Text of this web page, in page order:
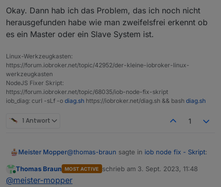
system.adapter.backitup.1               :
+ system.adapter.bluelink.0               :
+
system.adapter.chromecast.0             :
system.adapter.daswetter.0              :
+ system.adapter.discovery.0              :
system.adapter.dwd.0                    : dwd
+
system.adapter.enigma2.0                :
+
system.adapter.enigma2.1                :
system.adapter.feiertage.0              :
+
system.adapter.harmony.0                :
+ system.adapter.hm-rpc.0                 : hm-
+
system.adapter.hue.0                    : hue
system.adapter.ical.0                   : ical
thomas@rpizigbee:~ $ iobroker state
Okay. Dann hab ich das Problem, das ich noch nicht
herausgefunden habe wie man zweifelsfrei erkennt ob
es ein Master oder ein Slave System ist.
Linux-Werkzeugkasten:
https://forum.iobroker.net/topic/42952/der-kleine-iobroker-linux-
werkzeugkasten
NodeJS Fixer Skript:
https://forum.iobroker.net/topic/68035/iob-node-fix-skript
iob_diag: curl -sLf -o diag.sh https://iobroker.net/diag.sh && bash diag.sh
1 Antwort 1
Meister Mopper@thomas-braun sagte in iob node fix - Skript:
Online
Thomas Braun MOST ACTIVE schrieb am 3. Sept. 2023, 11:48
zuletzt editiert von
@meister-mopper